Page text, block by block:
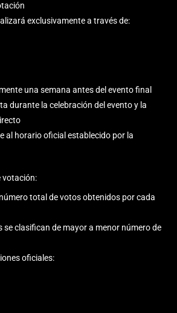
exclusivamente a través de:
una semana antes del evento final
durante la celebración del evento y la
al horario oficial establecido por la
votación:
total de votos obtenidos por cada
se clasifican de mayor a menor número de
oficiales: